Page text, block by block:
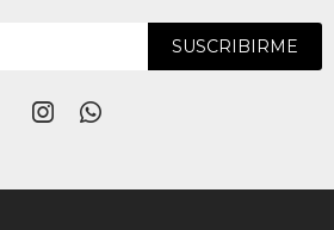
SUSCRIBIRME
 